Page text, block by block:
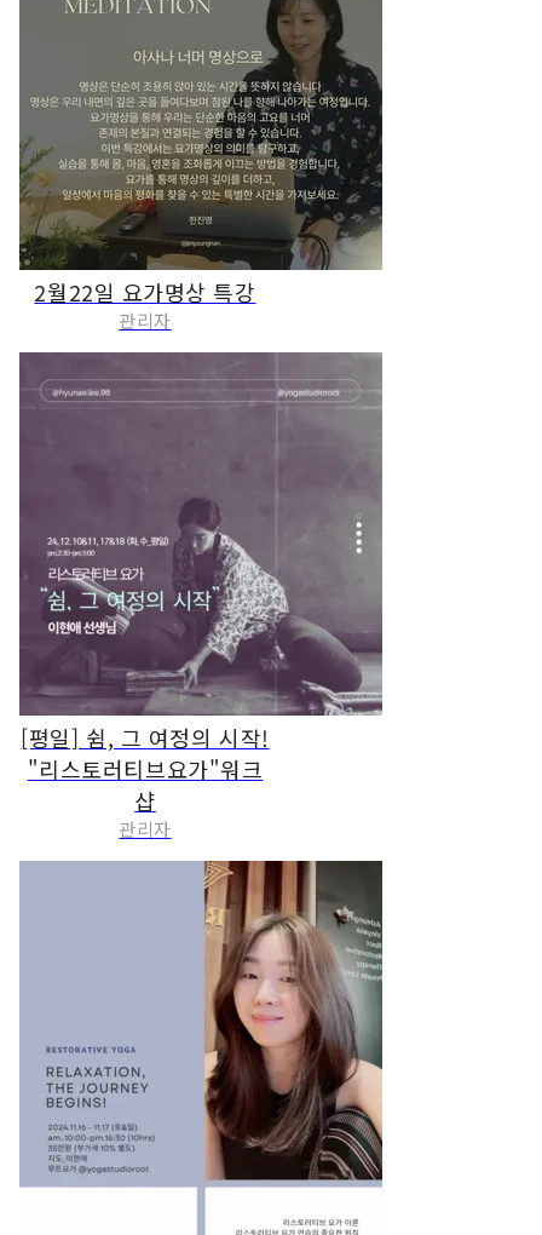
2월22일 요가명상 특강
관리자
[평일] 쉼, 그 여정의 시작!
"리스토러티브요가"워크
샵
관리자